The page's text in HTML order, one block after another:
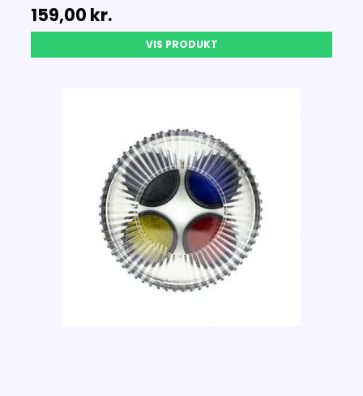
159,00 kr.
VIS PRODUKT